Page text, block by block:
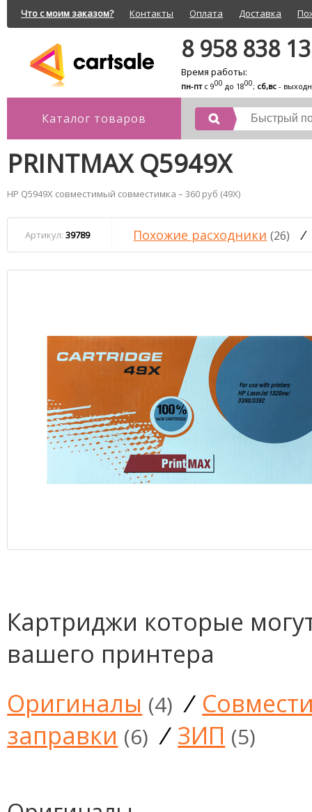
Что с моим заказом? Контакты Оплата Доставка
8 958 838
Время работы:
пн-птс 900 до 1800; сб,вс -
Каталог товаров
PRINTMAX Q5949X
HP Q5949X совместимый совместимка – 360 руб (49X)
Артикул: 39789 Похожие расходники (26) /
Картриджи которые
вашего принтера
Оригиналы (4) /
заправки (6) / ЗИП (5)